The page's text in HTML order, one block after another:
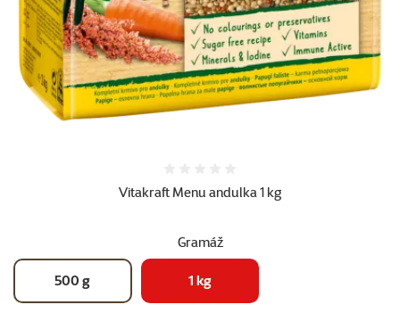
Vitakraft Menu andulka 1 kg
Gramáž
500 g 1 kg